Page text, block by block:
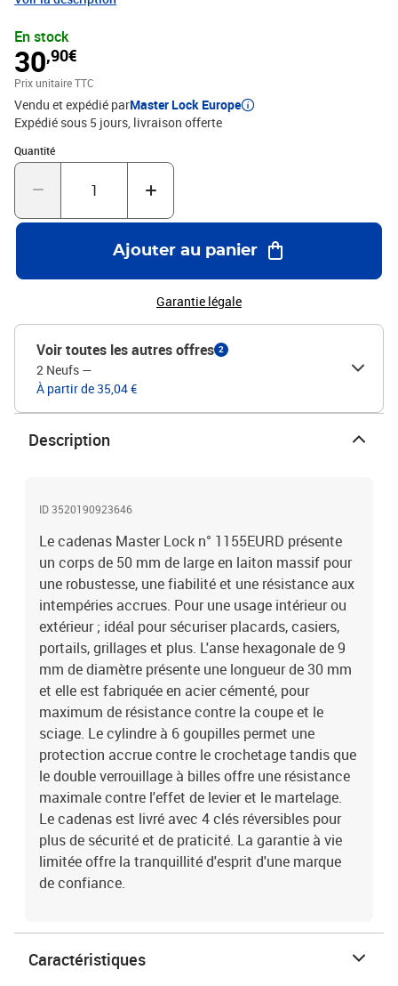
et plus. L'anse hexagonale de 9 mm de diamètre présente une
longueur de 30 mm et elle est fabriquée en acier cémenté, pour
maximum de résistance contre la coupe et le sciage. Le cylindre à
6 goupilles permet une protection accrue contre le crochetage
tandis que le double verrouillage à billes offre une résistance
maximale contre l'effet de levier et le martelage. Le cadenas est
livré avec 4 clés réversibles pour plus de sécurité et de praticité. La
garantie à vie limitée offre la tranquillité d'esprit d'une marque de
confiance.
En stock
30,90€
Prix unitaire TTC
Vendu et expédié parMaster Lock Europe
Expédié sous 5 jours livraison offerte
Quantité
Quantité : 1
Ajouter au panier
Garantie légale
Voir toutes les autres offres 2
2 Neufs —
À partir de 35,04 €
Description
ID 3520190923646
Le cadenas Master Lock n° 1155EURD présente
un corps de 50 mm de large en laiton massif pour
une robustesse, une fiabilité et une résistance aux
intempéries accrues. Pour une usage intérieur ou
extérieur ; idéal pour sécuriser placards, casiers,
portails, grillages et plus. L'anse hexagonale de 9
mm de diamètre présente une longueur de 30 mm
et elle est fabriquée en acier cémenté, pour
maximum de résistance contre la coupe et le
sciage. Le cylindre à 6 goupilles permet une
protection accrue contre le crochetage tandis que
le double verrouillage à billes offre une résistance
maximale contre l'effet de levier et le martelage.
Le cadenas est livré avec 4 clés réversibles pour
plus de sécurité et de praticité. La garantie à vie
limitée offre la tranquillité d'esprit d'une marque
de confiance.
Caractéristiques